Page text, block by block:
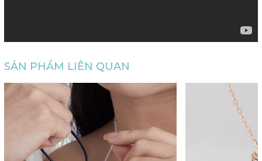
SẢN PHẨM LIÊN QUAN